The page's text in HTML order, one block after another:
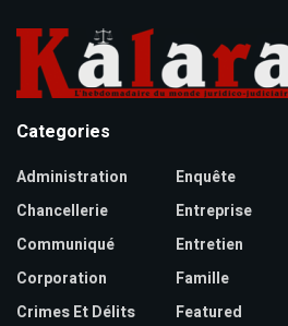
Categories
Administration
Chancellerie
Communiqué
Corporation
Crimes Et Délits
Enquête
Entreprise
Entretien
Famille
Featured